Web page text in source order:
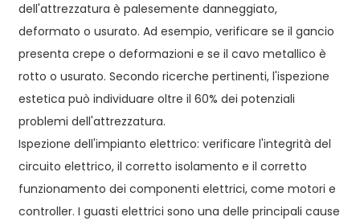
dell'attrezzatura è palesemente danneggiato,
deformato o usurato. Ad esempio, verificare se il gancio
presenta crepe o deformazioni e se il cavo metallico è
rotto o usurato. Secondo ricerche pertinenti, l'ispezione
estetica può individuare oltre il 60% dei potenziali
problemi dell'attrezzatura.
Ispezione dell'impianto elettrico: verificare l'integrità del
circuito elettrico, il corretto isolamento e il corretto
funzionamento dei componenti elettrici, come motori e
controller. I guasti elettrici sono una delle principali cause